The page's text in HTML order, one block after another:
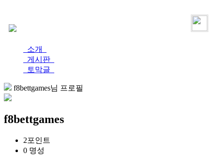
소개
게시판
토막글
f8bettgames님 프로필
f8bettgames
2포인트
0 명성